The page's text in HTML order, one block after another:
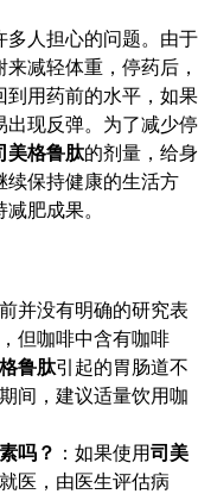
多人担心的问题。由于
减轻体重，停药后，
到用药前的水平，如果
出现反弹。为了减少停
美格鲁肽的剂量，给身
续保持健康的生活方
肥成果。
前并没有明确的研究表
但咖啡中含有咖啡
鲁肽引起的胃肠道不
期间，建议适量饮用咖
吗？ ：如果使用司美
医，由医生评估病